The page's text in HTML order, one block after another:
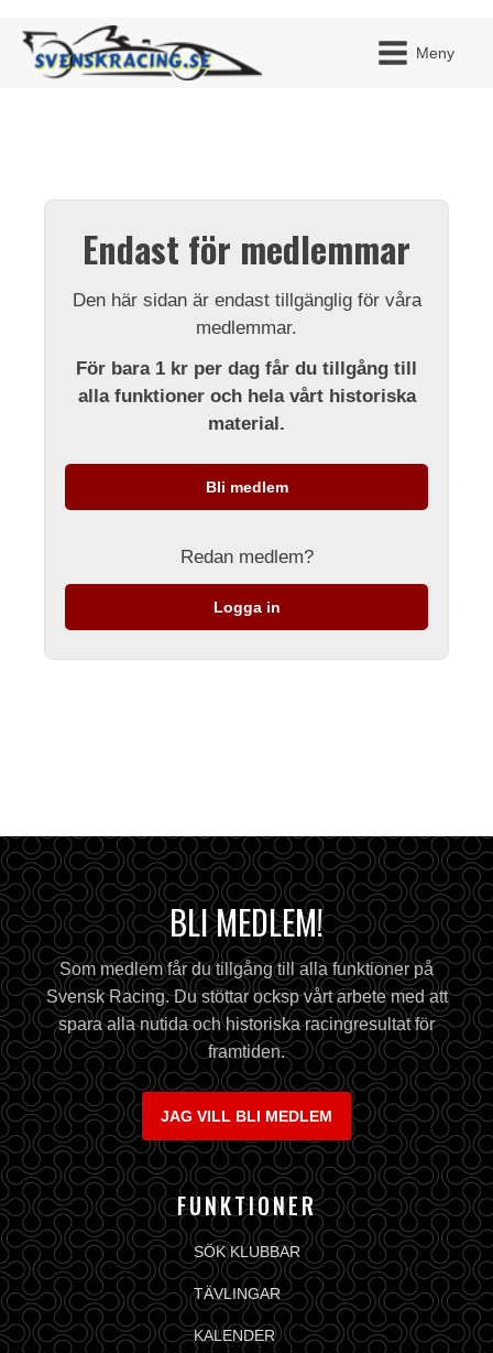
Meny
Endast för medlemmar
Den här sidan är endast tillgänglig för våra
medlemmar.
För bara 1 kr per dag får du tillgång till
alla funktioner och hela vårt historiska
material.
Bli medlem
Redan medlem?
Logga in
BLI MEDLEM!
Som medlem får du tillgång till alla funktioner på
Svensk Racing. Du stöttar ocksp vårt arbete med att
spara alla nutida och historiska racingresultat för
framtiden.
JAG VILL BLI MEDLEM
FUNKTIONER
SÖK KLUBBAR
TÄVLINGAR
KALENDER